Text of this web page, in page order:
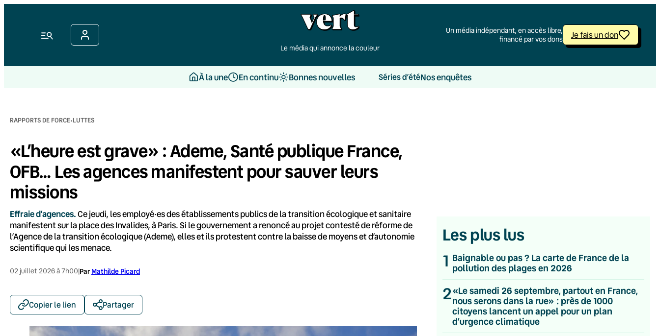
Menu
Le média qui annonce la couleur
Un média indépendant, en accès libre,
financé par vos dons
Je fais un don
À la une En continu Bonnes nouvelles Séries d’étéNos enquêtes
RAPPORTS DE FORCE·LUTTES
«L’heure est grave» : Ademe, Santé publique France,
OFB… Les agences manifestent pour sauver leurs
missions
Effraie d’agences.Ce jeudi, les employé·es des établissements publics de la transition écologique et sanitaire
manifestent sur la place des Invalides, à Paris. Si le gouvernement a renoncé au projet contesté de réforme de
l’Agence de la transition écologique (Ademe), elles et ils protestent contre la baisse de moyens et d’autonomie
scientifique qui les menace.
02 juillet 2026 à 7h00|Par Mathilde Picard
Copier le lien Partager
Les plus lus
1 Baignable ou pas ? La carte de France de la
pollution des plages en 2026
2«Le samedi 26 septembre, partout en France,
nous serons dans la rue» : près de 1000
citoyens lancent un appel pour un plan
d’urgence climatique